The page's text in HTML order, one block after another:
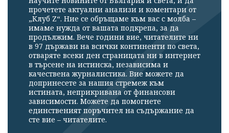
прочетете актуални анализи и коментари от
„Клуб Z“. Ние се обръщаме към вас с молба –
имаме нужда от вашата подкрепа, за да
продължим. Вече години вие, читателите ни
в 97 държави на всички континенти по света,
отваряте всеки ден страницата ни в интернет
в търсене на истинска, независима и
качествена журналистика. Вие можете да
допринесете за нашия стремеж към
истината, неприкривана от финансови
зависимости. Можете да помогнете
единственият поръчител на съдържание да
сте вие – читателите.